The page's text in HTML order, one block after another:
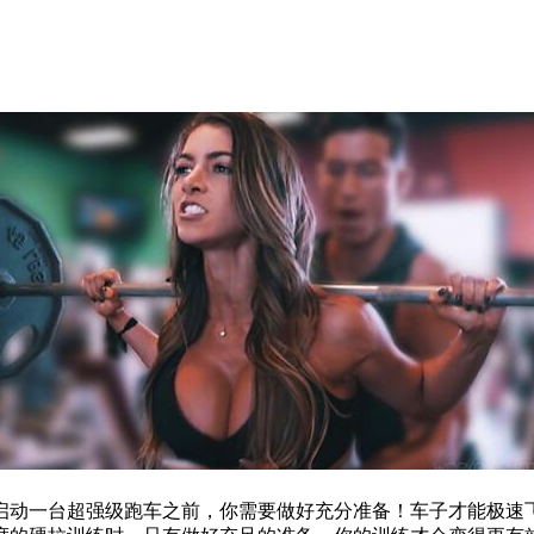
台超强级跑车之前，你需要做好充分准备！车子才能极速